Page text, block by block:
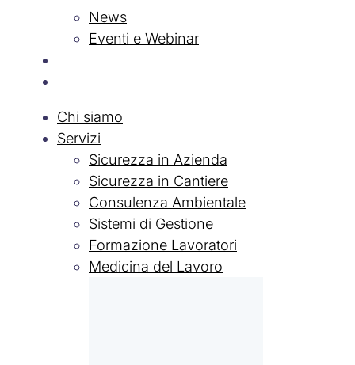
News
Eventi e Webinar
Chi siamo
Servizi
Sicurezza in Azienda
Sicurezza in Cantiere
Consulenza Ambientale
Sistemi di Gestione
Formazione Lavoratori
Medicina del Lavoro